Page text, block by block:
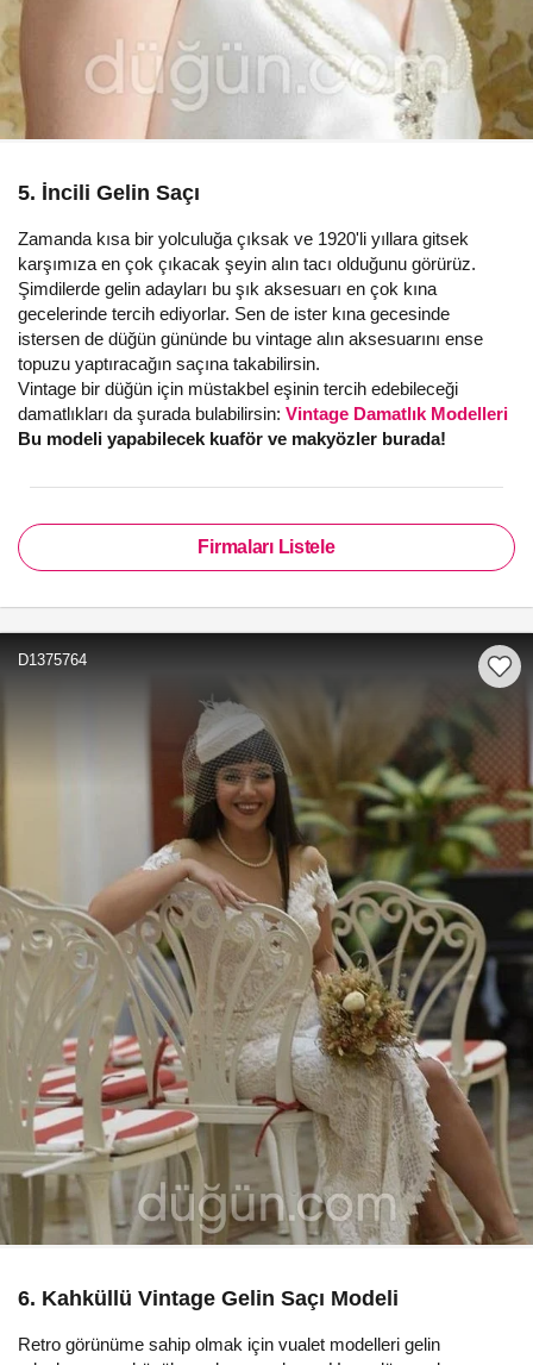
5. İncili Gelin Saçı
Zamanda kısa bir yolculuğa çıksak ve 1920'li yıllara gitsek
karşımıza en çok çıkacak şeyin alın tacı olduğunu görürüz.
Şimdilerde gelin adayları bu şık aksesuarı en çok kına
gecelerinde tercih ediyorlar. Sen de ister kına gecesinde
istersen de düğün gününde bu vintage alın aksesuarını ense
topuzu yaptıracağın saçına takabilirsin.
Vintage bir düğün için müstakbel eşinin tercih edebileceği
damatlıkları da şurada bulabilirsin: Vintage Damatlık Modelleri
Bu modeli yapabilecek kuaför ve makyözler burada!
Firmaları Listele
D1375764
6. Kahküllü Vintage Gelin Saçı Modeli
Retro görünüme sahip olmak için vualet modelleri gelin